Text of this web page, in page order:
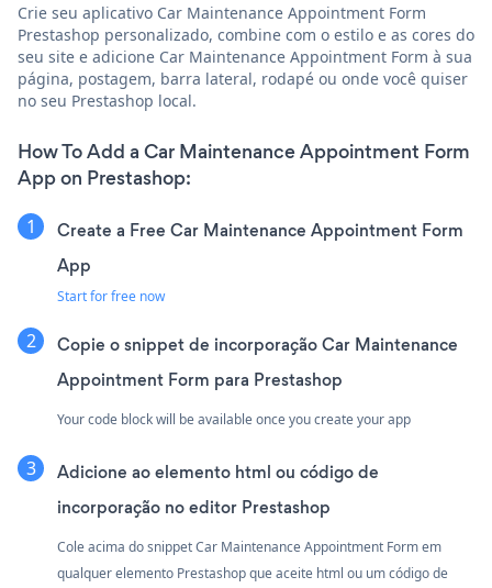
Crie seu aplicativo Car Maintenance Appointment Form
Prestashop personalizado, combine com o estilo e as cores do
seu site e adicione Car Maintenance Appointment Form à sua
página, postagem, barra lateral, rodapé ou onde você quiser
no seu Prestashop local.
How To Add a Car Maintenance Appointment Form
App on Prestashop:
Create a Free Car Maintenance Appointment Form
App
Start for free now
Copie o snippet de incorporação Car Maintenance
Appointment Form para Prestashop
Your code block will be available once you create your app
Adicione ao elemento html ou código de
incorporação no editor Prestashop
Cole acima do snippet Car Maintenance Appointment Form em
qualquer elemento Prestashop que aceite html ou um código de